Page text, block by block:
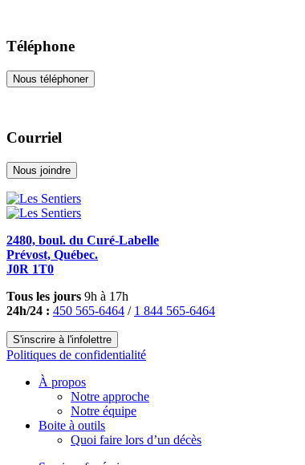
Téléphone
Nous téléphoner
Courriel
Nous joindre
2480, boul. du Curé-Labelle
Prévost, Québec.
J0R 1T0
Tous les jours 9h à 17h
24h/24 : 450 565-6464 / 1 844 565-6464
S'inscrire à l'infolettre
Politiques de confidentialité
À propos
Notre approche
Notre équipe
Boite à outils
Quoi faire lors d’un décès